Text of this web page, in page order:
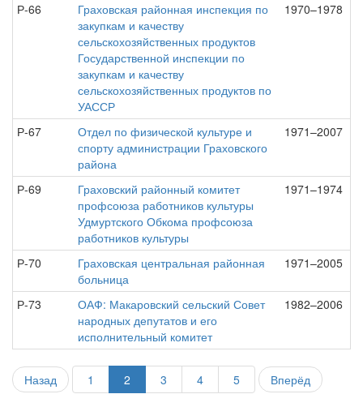
Р-66
Граховская районная инспекция по
закупкам и качеству
сельскохозяйственных продуктов
Государственной инспекции по
закупкам и качеству
сельскохозяйственных продуктов по
УАССР
1970–1978
Р-67
Отдел по физической культуре и
спорту администрации Граховского
района
1971–2007
Р-69
Граховский районный комитет
профсоюза работников культуры
Удмуртского Обкома профсоюза
работников культуры
1971–1974
Р-70
Граховская центральная районная
больница
1971–2005
Р-73
ОАФ: Макаровский сельский Совет
народных депутатов и его
исполнительный комитет
1982–2006
Назад 1 2 3 4 5 Вперёд